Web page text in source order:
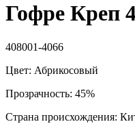
Гофре Креп
408001-4066
Цвет: Абрикосовый
Прозрачность: 45%
Страна происхождения: